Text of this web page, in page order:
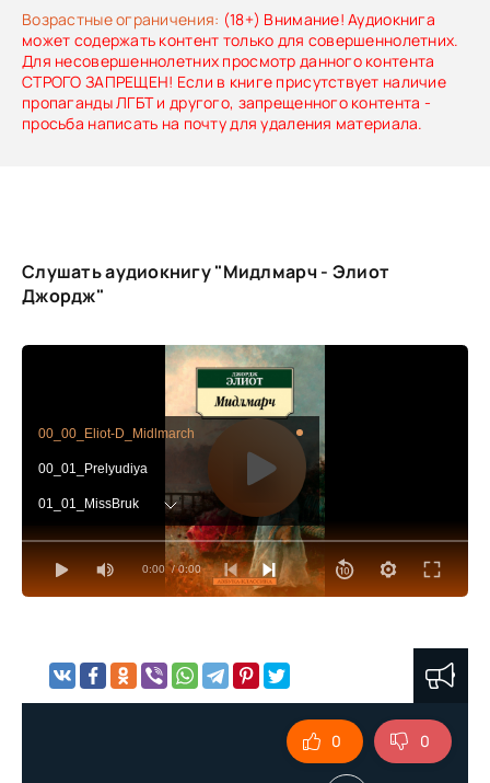
Возрастные ограничения: (18+) Внимание! Аудиокнига
может содержать контент только для совершеннолетних.
Для несовершеннолетних просмотр данного контента
СТРОГО ЗАПРЕЩЕН! Если в книге присутствует наличие
пропаганды ЛГБТ и другого, запрещенного контента -
просьба написать на почту для удаления материала.
Слушать аудиокнигу "Мидлмарч - Элиот
Джордж"
0:00 / 0:00
00_00_Eliot-D_Midlmarch
00_01_Prelyudiya
01_01_MissBruk
01_02_MissBruk
01_03_MissBruk
01_06_MissBruk
0 0